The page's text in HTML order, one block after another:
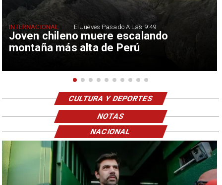
Joven chileno muere escalando
montaña más alta de Perú
INTERNACIONAL El Jueves Pasado A Las 9:49
CULTURA Y DEPORTES
NOTAS
NACIONAL